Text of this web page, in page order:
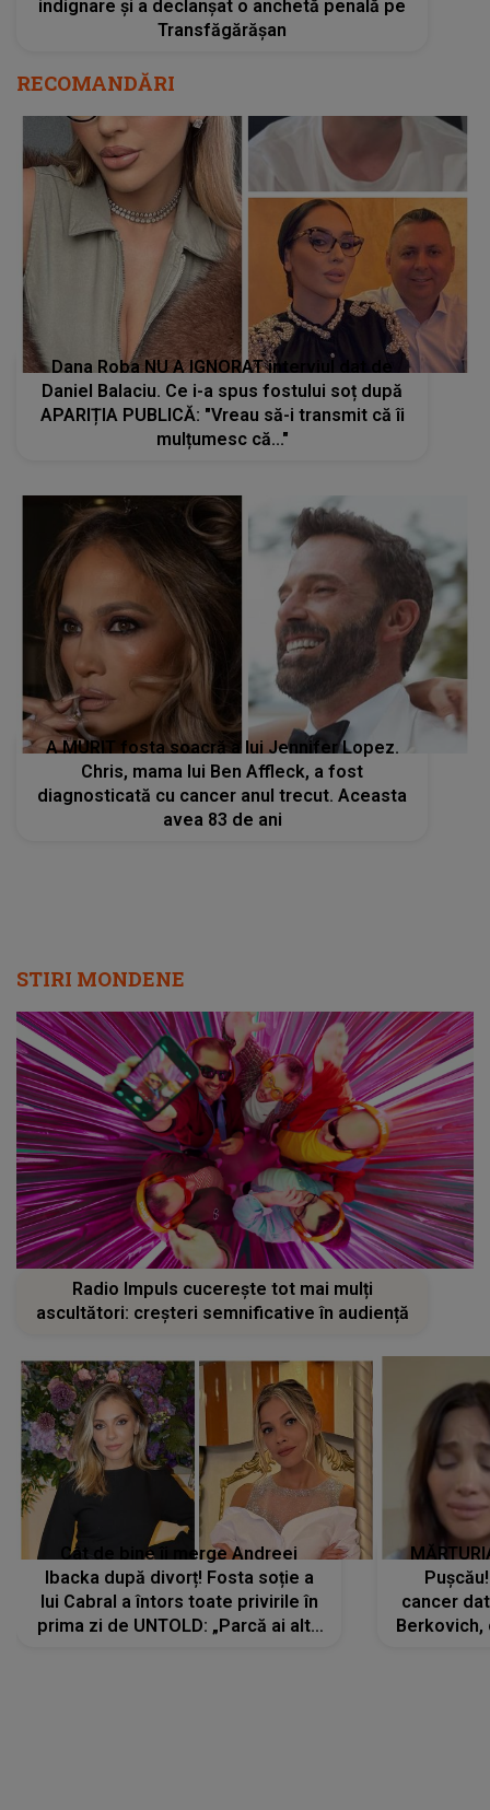
indignare și a declanșat o anchetă penală pe
Transfăgărășan
RECOMANDĂRI
Dana Roba NU A IGNORAT interviul dat de
Daniel Balaciu. Ce i-a spus fostului soț după
APARIȚIA PUBLICĂ: "Vreau să-i transmit că îi
mulțumesc că..."
A MURIT fosta soacră a lui Jennifer Lopez.
Chris, mama lui Ben Affleck, a fost
diagnosticată cu cancer anul trecut. Aceasta
avea 83 de ani
STIRI MONDENE
Radio Impuls cucerește tot mai mulți
ascultători: creșteri semnificative în audiență
Cât de bine îi merge Andreei
Ibacka după divorț! Fosta soție a
lui Cabral a întors toate privirile în
prima zi de UNTOLD: „Parcă ai altă
cancer
Berkovich,